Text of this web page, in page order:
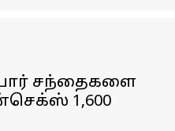
சந்தைகளை
1,600